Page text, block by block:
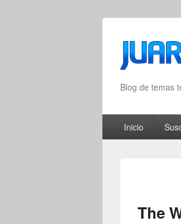
Blog de temas
Primary menu
Skip to primary
Skip to
Inicio
The